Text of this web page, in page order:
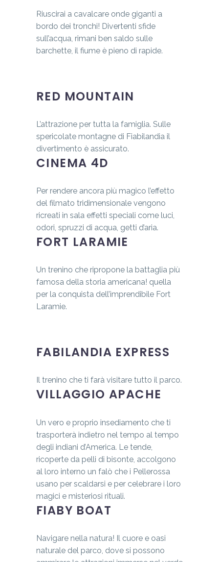
Riuscirai a cavalcare onde giganti a
bordo dei tronchi! Divertenti sfide
sull’acqua, rimani ben saldo sulle
barchette, il fiume è pieno di rapide.
RED MOUNTAIN
L’attrazione per tutta la famiglia. Sulle
spericolate montagne di Fiabilandia il
divertimento è assicurato.
CINEMA 4D
Per rendere ancora più magico l’effetto
del filmato tridimensionale vengono
ricreati in sala effetti speciali come luci,
odori, spruzzi di acqua, getti d’aria.
FORT LARAMIE
Un trenino che ripropone la battaglia più
famosa della storia americana! quella
per la conquista dell’imprendibile Fort
Laramie.
FABILANDIA EXPRESS
Il trenino che ti farà visitare tutto il parco.
VILLAGGIO APACHE
Un vero e proprio insediamento che ti
trasporterà indietro nel tempo al tempo
degli indiani d’America. Le tende,
ricoperte da pelli di bisonte, accolgono
al loro interno un falò che i Pellerossa
usano per scaldarsi e per celebrare i loro
magici e misteriosi rituali.
FIABY BOAT
Navigare nella natura! Il cuore e oasi
naturale del parco, dove si possono